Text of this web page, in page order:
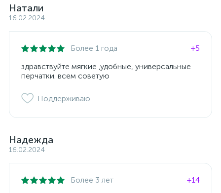
Натали
16.02.2024
Более 1 года
+5
здравствуйте мягкие ,удобные, универсальные
перчатки. всем советую
Поддерживаю
Надежда
16.02.2024
Более 3 лет
+14